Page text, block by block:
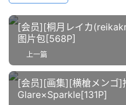
图
例
材
[会员][桐月レイカ
图片包[568P]
上一篇
[会员][画集][横槍メンゴ]
Glare×Sparkle[131P]